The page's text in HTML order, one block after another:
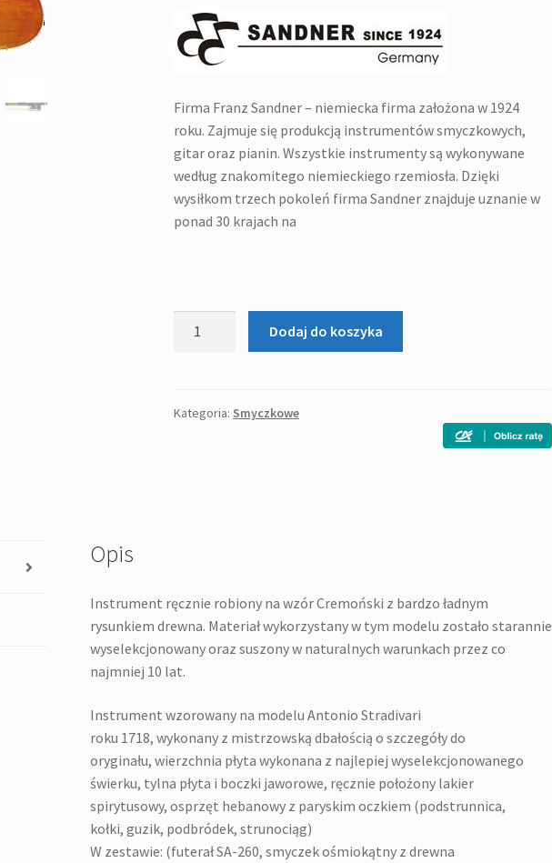
Firma Franz Sandner – niemiecka firma założona w 1924
roku. Zajmuje się produkcją instrumentów smyczkowych,
gitar oraz pianin. Wszystkie instrumenty są wykonywane
według znakomitego niemieckiego rzemiosła. Dzięki
wysiłkom trzech pokoleń firma Sandner znajduje uznanie w
ponad 30 krajach na
4
Dodaj do koszyka
Kategoria: Smyczkowe
Opis
Instrument ręcznie robiony na wzór Cremoński z bardzo ładnym
rysunkiem drewna. Materiał wykorzystany w tym modelu zostało starannie
wyselekcjonowany oraz suszony w naturalnych warunkach przez co
najmniej 10 lat.
Instrument wzorowany na modelu Antonio Stradivari
roku 1718, wykonany z mistrzowską dbałością o szczegóły do
oryginału, wierzchnia płyta wykonana z najlepiej wyselekcjonowanego
świerku, tylna płyta i boczki jaworowe, ręcznie położony lakier
spirytusowy, osprzęt hebanowy z paryskim oczkiem (podstrunnica,
kołki, guzik, podbródek, strunociąg)
W zestawie: (futerał SA-260, smyczek ośmiokątny z drewna